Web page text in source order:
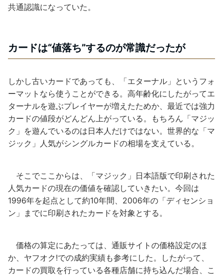
共通認識になっていた。
カードは“値落ち”するのが常識だったが
しかし古いカードであっても、「エターナル」というフォ
ーマットなら使うことができる。高年齢化にしたがってエ
ターナルを遊ぶプレイヤーが増えたためか、最近では強力
カードの値段がどんどん上がっている。もちろん「マジッ
ク」を遊んでいるのは日本人だけではない。世界的な「マ
ジック」人気がシングルカードの相場を支えている。
そこでここからは、「マジック」日本語版で印刷された
人気カードの現在の価値を確認していきたい。今回は
1996年を起点として約10年間、2006年の「ディセンショ
ン」までに印刷されたカードを対象とする。
価格の算定にあたっては、通販サイトの価格設定のほ
か、ヤフオク!での成約実績も参考にした。したがって、
カードの買取を行っている各種店舗に持ち込んだ場合、こ